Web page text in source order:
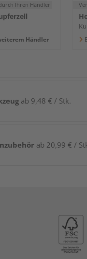
Ihren Händler
Händler
ab 9,48 € / Stk.
ab 20,99 € /